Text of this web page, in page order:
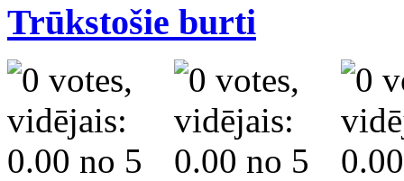
Trūkstošie burti